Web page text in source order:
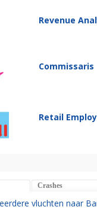
Revenue
Commissaris
Retail
Crashes
vluchten naar